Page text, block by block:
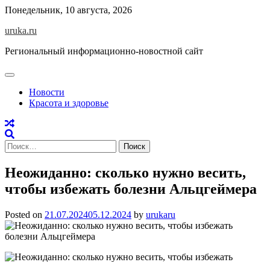
Skip
content
Понедельник, 10 августа, 2026
uruka.ru
Региональный информационно-новостной сайт
Новости
Красота и здоровье
Найти:
Неожиданно: сколько нужно весить,
чтобы избежать болезни Альцгеймера
Posted on 21.07.202405.12.2024 by urukaru